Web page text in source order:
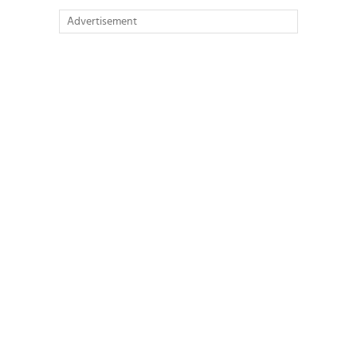
Advertisement